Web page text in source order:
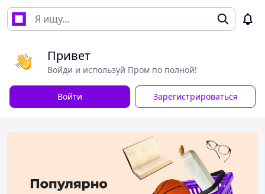
Привет
Войди и используй Пром по полной!
Войти Зарегистрироваться